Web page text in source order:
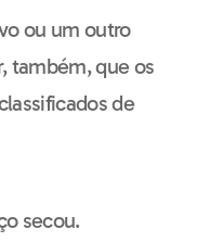
ou um outro
também, que os
de
secou.